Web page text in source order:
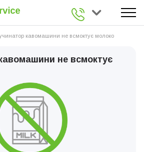
0 800 336 926
кавомашини не всмоктує молоко
не всмоктує